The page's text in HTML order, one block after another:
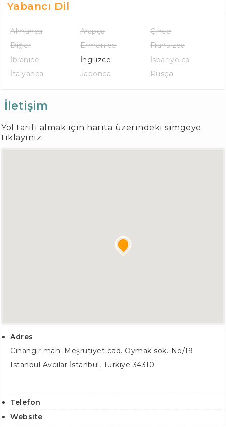
Yabancı Dil
Almanca Arapça
Çince
Diğer
Ermenice
Fransızca
İbranice
İngilizce
İspanyolca
İtalyanca
Japonca Rusça
İletişim
Yol tarifi almak için harita üzerindeki simgeye
tıklayınız.
Adres
Cihangir mah. Meşrutiyet cad. Oymak sok. No/19
Istanbul Avcılar İstanbul, Türkiye 34310
Telefon
Website